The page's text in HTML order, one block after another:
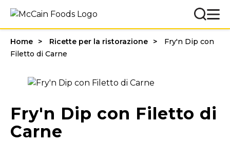
Home Ricette per la ristorazione
Fry'n Dip con
Filetto di Carne
Fry'n Dip con Filetto di
Carne